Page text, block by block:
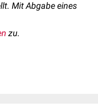
Mit Abgabe eines
zu.